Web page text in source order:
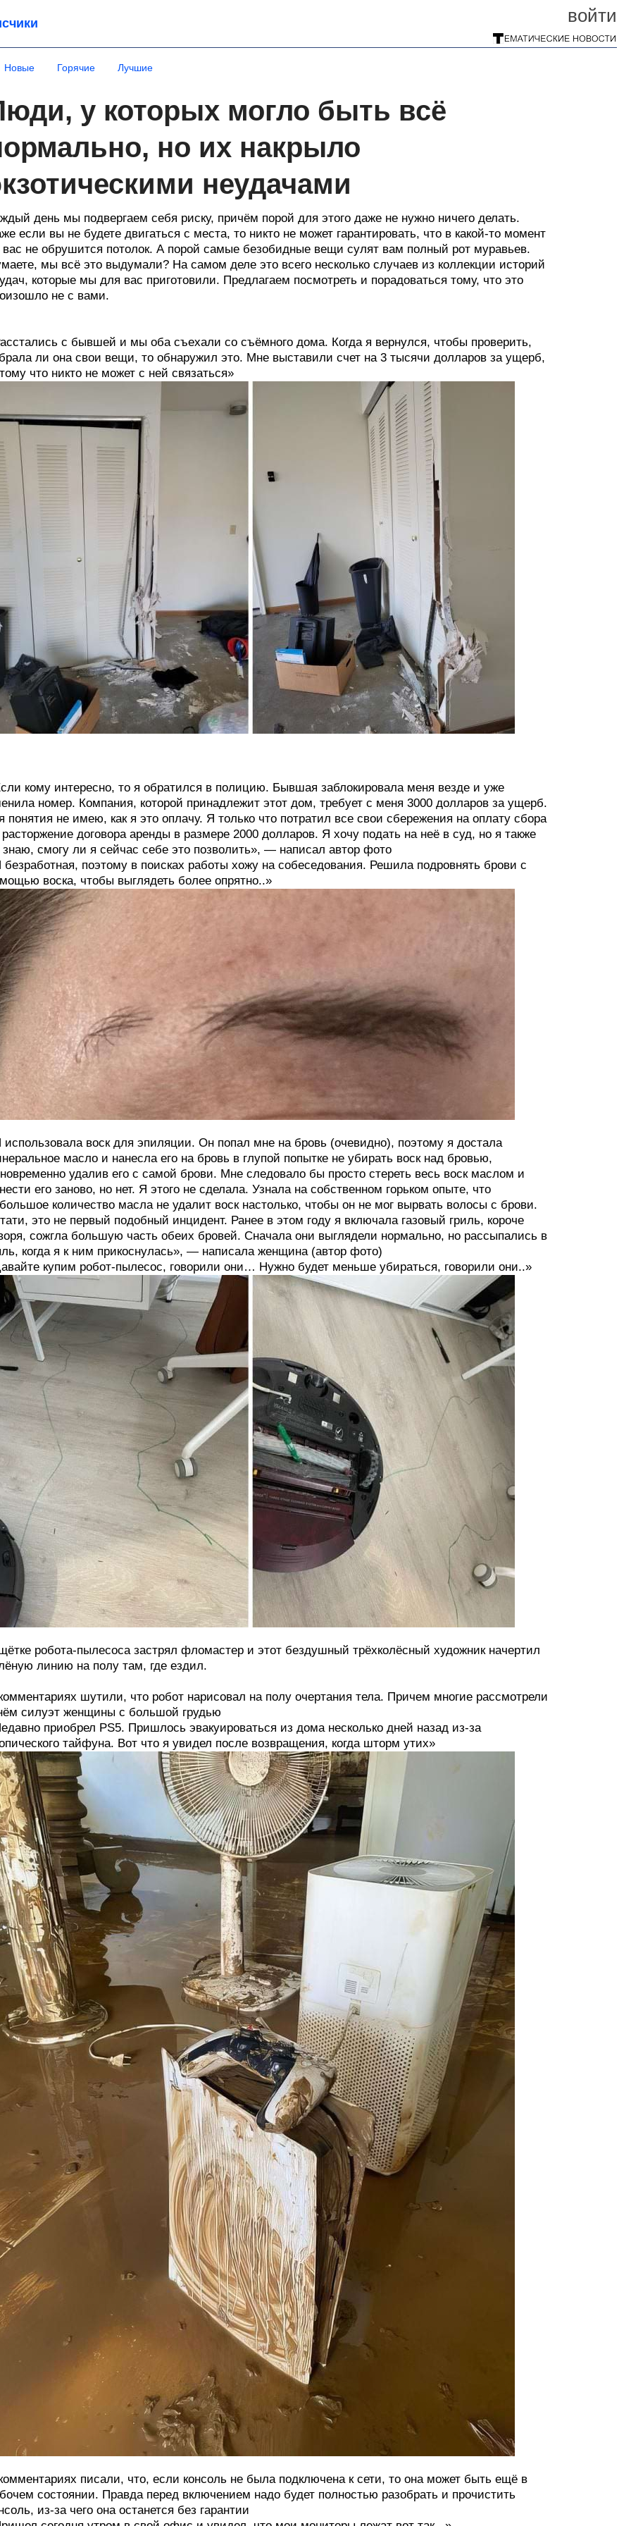
войти
Новые Горячие Лучшие
у которых могло быть всё
но их накрыло
неудачами
день мы подвергаем себя риску, причём порой для этого даже не нужно ничего делать.
если вы не будете двигаться с места, то никто не может гарантировать, что в какой-то момент
вас не обрушится потолок. А порой самые безобидные вещи сулят вам полный рот муравьев.
мы всё это выдумали? На самом деле это всего несколько случаев из коллекции историй
которые мы для вас приготовили. Предлагаем посмотреть и порадоваться тому, что это
не с вами.
с бывшей и мы оба съехали со съёмного дома. Когда я вернулся, чтобы проверить,
ли она свои вещи, то обнаружил это. Мне выставили счет на 3 тысячи долларов за ущерб,
что никто не может с ней связаться»
кому интересно, то я обратился в полицию. Бывшая заблокировала меня везде и уже
номер. Компания, которой принадлежит этот дом, требует с меня 3000 долларов за ущерб.
понятия не имею, как я это оплачу. Я только что потратил все свои сбережения на оплату сбора
расторжение договора аренды в размере 2000 долларов. Я хочу подать на неё в суд, но я также
знаю, смогу ли я сейчас себе это позволить», — написал автор фото
безработная, поэтому в поисках работы хожу на собеседования. Решила подровнять брови с
воска, чтобы выглядеть более опрятно..»
использовала воск для эпиляции. Он попал мне на бровь (очевидно), поэтому я достала
масло и нанесла его на бровь в глупой попытке не убирать воск над бровью,
удалив его с самой брови. Мне следовало бы просто стереть весь воск маслом и
его заново, но нет. Я этого не сделала. Узнала на собственном горьком опыте, что
количество масла не удалит воск настолько, чтобы он не мог вырвать волосы с брови.
это не первый подобный инцидент. Ранее в этом году я включала газовый гриль, короче
сожгла большую часть обеих бровей. Сначала они выглядели нормально, но рассыпались в
когда я к ним прикоснулась», — написала женщина (автор фото)
купим робот-пылесос, говорили они… Нужно будет меньше убираться, говорили они..»
робота-пылесоса застрял фломастер и этот бездушный трёхколёсный художник начертил
линию на полу там, где ездил.
шутили, что робот нарисовал на полу очертания тела. Причем многие рассмотрели
силуэт женщины с большой грудью
приобрел PS5. Пришлось эвакуироваться из дома несколько дней назад из-за
тайфуна. Вот что я увидел после возвращения, когда шторм утих»
писали, что, если консоль не была подключена к сети, то она может быть ещё в
состоянии. Правда перед включением надо будет полностью разобрать и прочистить
из-за чего она останется без гарантии